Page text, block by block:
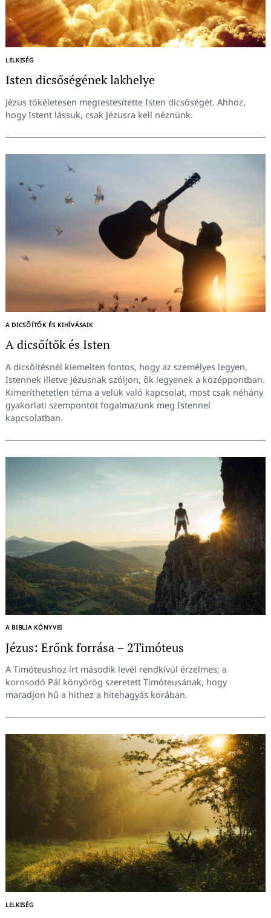
LELKISÉG
Isten dicsőségének lakhelye
Jézus tökéletesen megtestesítette Isten dicsőségét. Ahhoz,
hogy Istent lássuk, csak Jézusra kell néznünk.
A DICSŐÍTŐK ÉS KIHÍVÁSAIK
A dicsőítők és Isten
A dicsőítésnél kiemelten fontos, hogy az személyes legyen,
Istennek illetve Jézusnak szóljon, ők legyenek a középpontban.
Kimeríthetetlen téma a velük való kapcsolat, most csak néhány
gyakorlati szempontot fogalmazunk meg Istennel
kapcsolatban.
A BIBLIA KÖNYVEI
Jézus: Erőnk forrása – 2Timóteus
A Timóteushoz írt második levél rendkívül érzelmes; a
korosodó Pál könyörög szeretett Timóteusának, hogy
maradjon hű a hithez a hitehagyás korában.
LELKISÉG